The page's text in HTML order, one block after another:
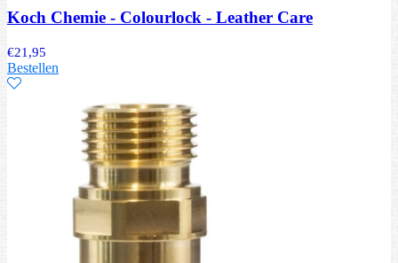
Koch Chemie - Colourlock - Leather Care
€21,95
Bestellen